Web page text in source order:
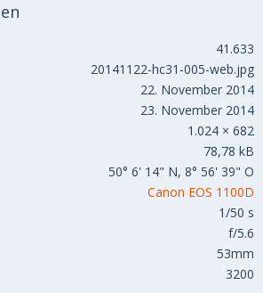
41.633
20141122-hc31-005-web.jpg
22. November 2014
23. November 2014
1.024 × 682
78,78 kB
50° 6' 14" N, 8° 56' 39" O
Canon EOS 1100D
1/50 s
f/5.6
53mm
3200